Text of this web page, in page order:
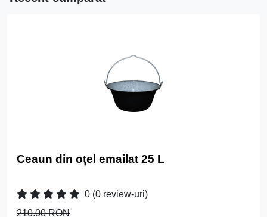
Ceaun din oțel emailat 25 L
0 (0 review-uri)
210.00 RON